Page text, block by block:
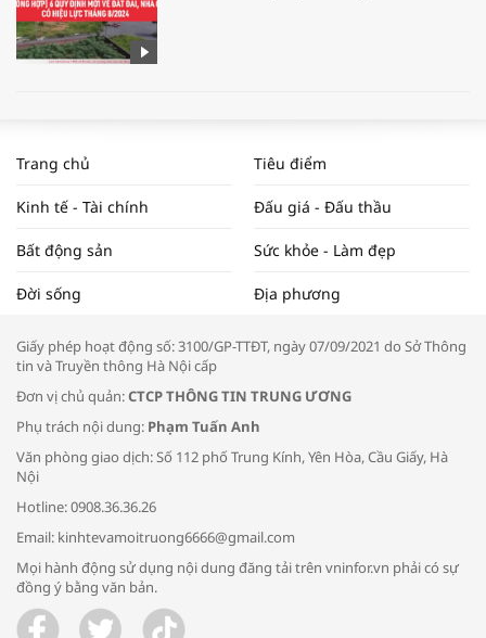
NAM NĂM 2024 VÀ NĂM 2025 | NHỊP
ĐẬP THỊ TRƯỜNG #62
Tọa đàm “Xúc tiến thương mại: Khơi
Bác sĩ tư vấn cách phòng tránh bệnh
đường hô hấp trong thời tiết giao mùa
Trao yêu thương cho em
Trang chủ Tiêu điểm
Kinh tế - Tài chính Đấu giá - Đấu thầu
Bất động sản Sức khỏe - Làm đẹp
Đời sống Địa phương
Giấy phép hoạt động số: 3100/GP-TTĐT, ngày 07/09/2021 do Sở Thông
tin và Truyền thông Hà Nội cấp
Đơn vị chủ quản:CTCP THÔNG TIN TRUNG ƯƠNG
Phụ trách nội dung: Phạm Tuấn Anh
Văn phòng giao dịch: Số 112 phố Trung Kính, Yên Hòa, Cầu Giấy, Hà
Nội
Hotline: 0908.36.36.26
Email: kinhtevamoitruong6666@gmail.com
Mọi hành động sử dụng nội dung đăng tải trên vninfor.vn phải có sự
đồng ý bằng văn bản.